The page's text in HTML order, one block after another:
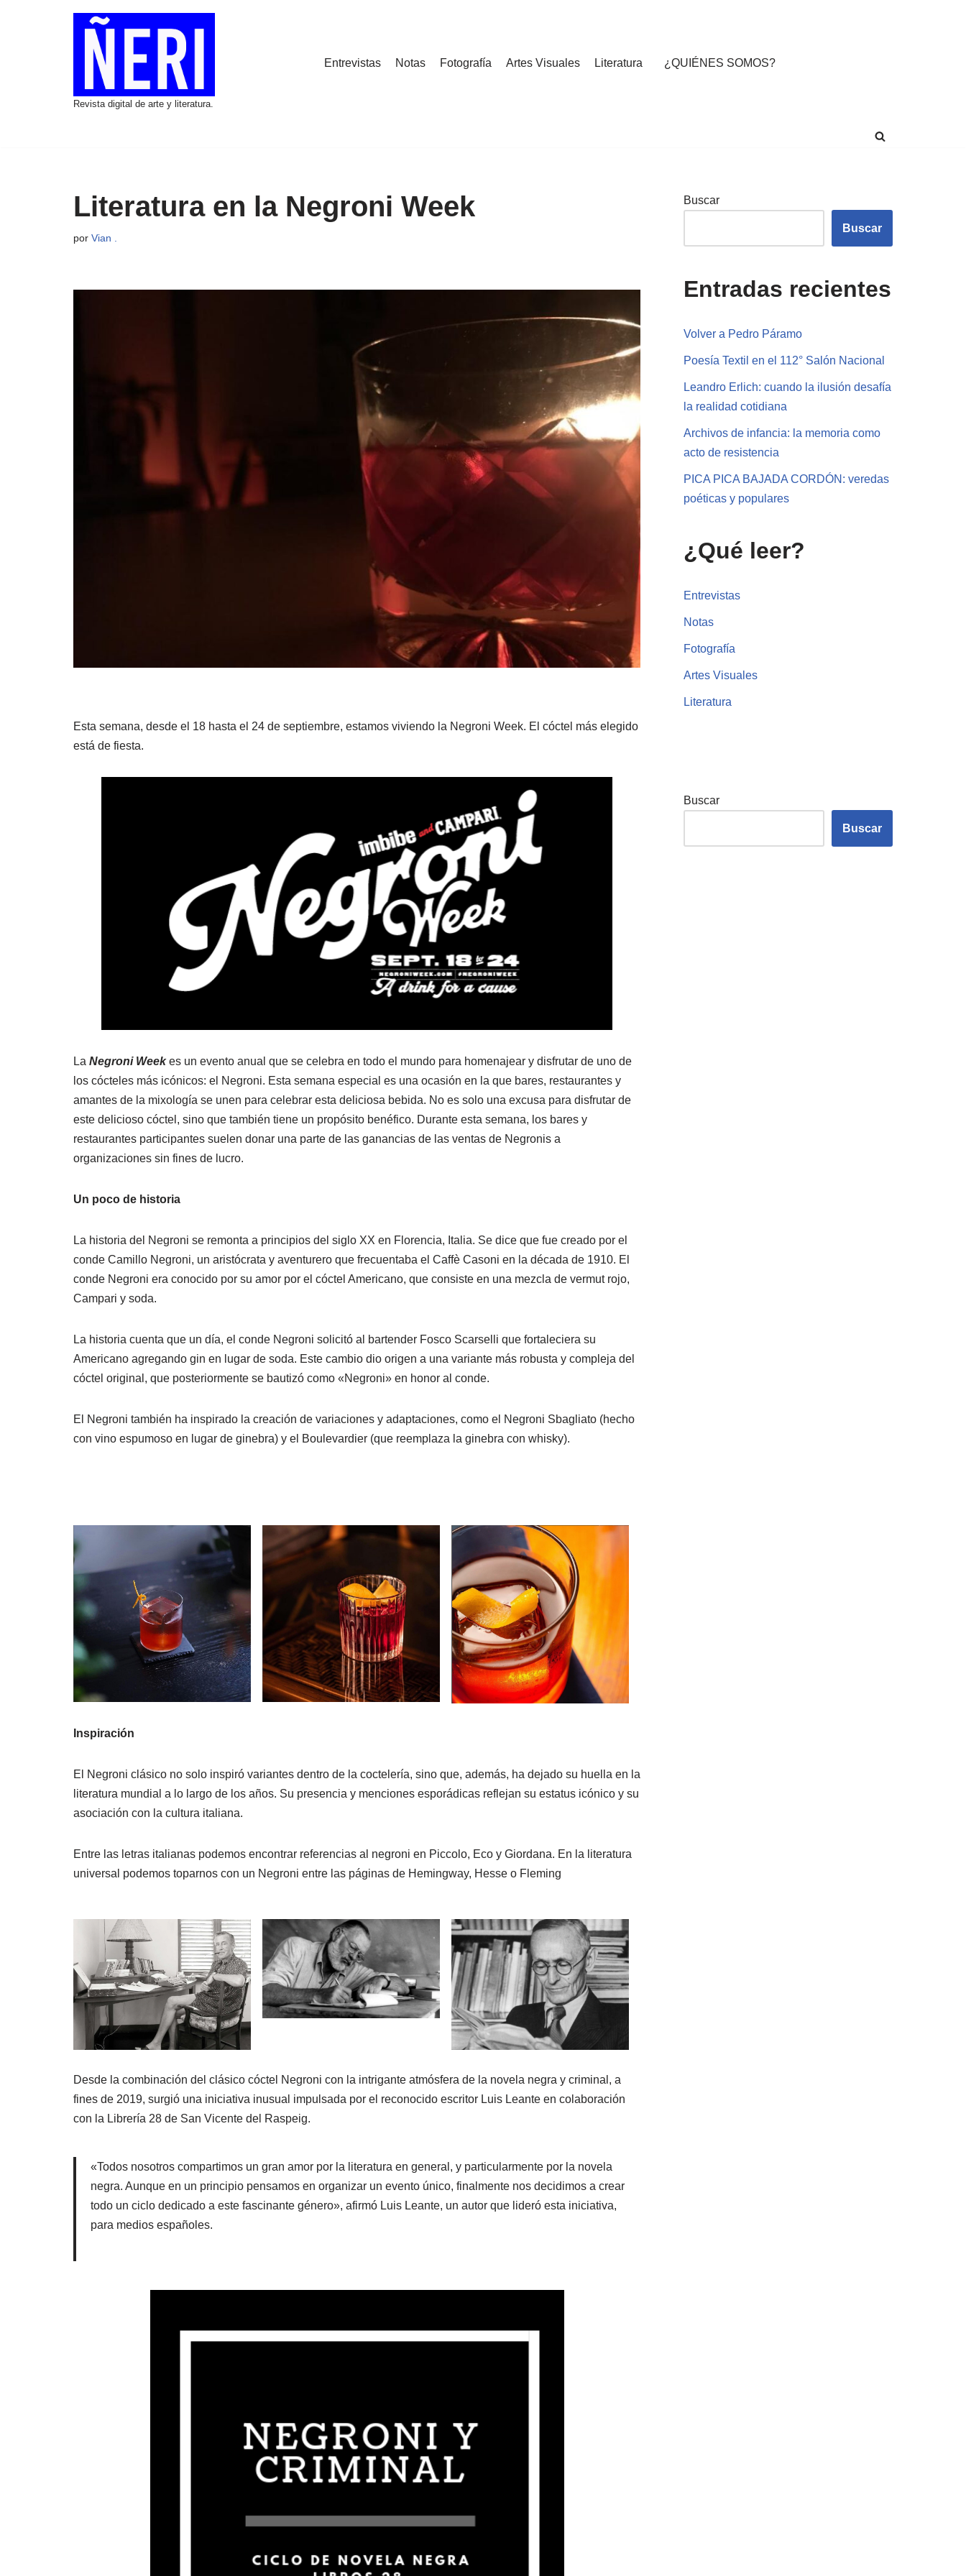
Revista digital de arte y literatura.
Entrevistas Notas Fotografía Artes Visuales Literatura ¿QUIÉNES SOMOS?
Literatura en la Negroni Week
por Vian .
Esta semana, desde el 18 hasta el 24 de septiembre, estamos viviendo la Negroni Week. El cóctel más elegido
está de fiesta.
La Negroni Weekes un evento anual que se celebra en todo el mundo para homenajear y disfrutar de uno de
los cócteles más icónicos: el Negroni. Esta semana especial es una ocasión en la que bares, restaurantes y
amantes de la mixología se unen para celebrar esta deliciosa bebida. No es solo una excusa para disfrutar de
este delicioso cóctel, sino que también tiene un propósito benéfico. Durante esta semana, los bares y
restaurantes participantes suelen donar una parte de las ganancias de las ventas de Negronis a
organizaciones sin fines de lucro.
Un poco de historia
La historia del Negroni se remonta a principios del siglo XX en Florencia, Italia. Se dice que fue creado por el
conde Camillo Negroni, un aristócrata y aventurero que frecuentaba el Caffè Casoni en la década de 1910. El
conde Negroni era conocido por su amor por el cóctel Americano, que consiste en una mezcla de vermut rojo,
Campari y soda.
La historia cuenta que un día, el conde Negroni solicitó al bartender Fosco Scarselli que fortaleciera su
Americano agregando gin en lugar de soda. Este cambio dio origen a una variante más robusta y compleja del
cóctel original, que posteriormente se bautizó como «Negroni» en honor al conde.
El Negroni también ha inspirado la creación de variaciones y adaptaciones, como el Negroni Sbagliato (hecho
con vino espumoso en lugar de ginebra) y el Boulevardier (que reemplaza la ginebra con whisky).
Inspiración
El Negroni clásico no solo inspiró variantes dentro de la coctelería, sino que, además, ha dejado su huella en la
literatura mundial a lo largo de los años. Su presencia y menciones esporádicas reflejan su estatus icónico y su
asociación con la cultura italiana.
Entre las letras italianas podemos encontrar referencias al negroni en Piccolo, Eco y Giordana. En la literatura
universal podemos toparnos con un Negroni entre las páginas de Hemingway, Hesse o Fleming
Desde la combinación del clásico cóctel Negroni con la intrigante atmósfera de la novela negra y criminal, a
fines de 2019, surgió una iniciativa inusual impulsada por el reconocido escritor Luis Leante en colaboración
con la Librería 28 de San Vicente del Raspeig.
«Todos nosotros compartimos un gran amor por la literatura en general, y particularmente por la novela
negra. Aunque en un principio pensamos en organizar un evento único, finalmente nos decidimos a crear
todo un ciclo dedicado a este fascinante género», afirmó Luis Leante, un autor que lideró esta iniciativa,
para medios españoles.
Buscar
Buscar
Entradas recientes
Volver a Pedro Páramo
Poesía Textil en el 112° Salón Nacional
Leandro Erlich: cuando la ilusión desafía
la realidad cotidiana
Archivos de infancia: la memoria como
acto de resistencia
PICA PICA BAJADA CORDÓN: veredas
poéticas y populares
¿Qué leer?
Entrevistas
Notas
Fotografía
Artes Visuales
Literatura
Buscar
Buscar